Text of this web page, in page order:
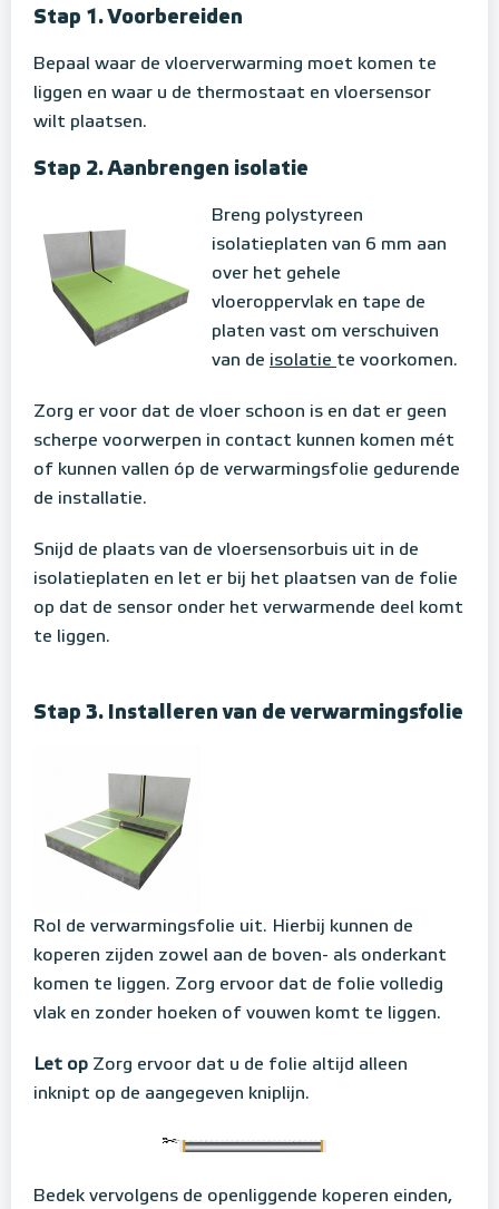
Stap 1. Voorbereiden
Bepaal waar de vloerverwarming moet komen te
liggen en waar u de thermostaat en vloersensor
wilt plaatsen.
Stap 2. Aanbrengen isolatie
Breng polystyreen
isolatieplaten van 6 mm aan
over het gehele
vloeroppervlak en tape de
platen vast om verschuiven
van de isolatie te voorkomen.
Zorg er voor dat de vloer schoon is en dat er geen
scherpe voorwerpen in contact kunnen komen mét
of kunnen vallen óp de verwarmingsfolie gedurende
de installatie.
Snijd de plaats van de vloersensorbuis uit in de
isolatieplaten en let er bij het plaatsen van de folie
op dat de sensor onder het verwarmende deel komt
te liggen.
Stap 3. Installeren van de verwarmingsfolie
Rol de verwarmingsfolie uit. Hierbij kunnen de
koperen zijden zowel aan de boven- als onderkant
komen te liggen. Zorg ervoor dat de folie volledig
vlak en zonder hoeken of vouwen komt te liggen.
Let op Zorg ervoor dat u de folie altijd alleen
inknipt op de aangegeven kniplijn.
Bedek vervolgens de openliggende koperen einden,